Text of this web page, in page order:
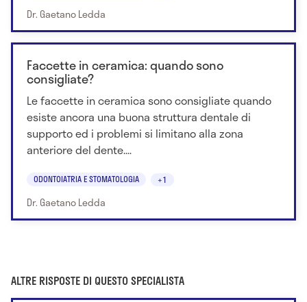
Dr. Gaetano Ledda
Faccette in ceramica: quando sono
consigliate?
Le faccette in ceramica sono consigliate quando
esiste ancora una buona struttura dentale di
supporto ed i problemi si limitano alla zona
anteriore del dente....
ODONTOIATRIA E STOMATOLOGIA +1
Dr. Gaetano Ledda
ALTRE RISPOSTE DI QUESTO SPECIALISTA